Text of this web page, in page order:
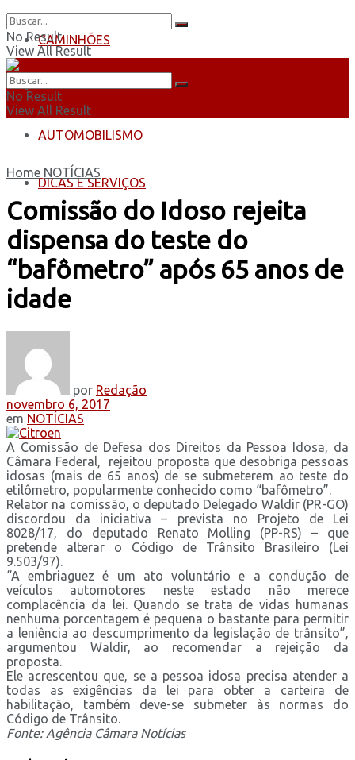
CAMINHÕES
ÔNIBUS
AUTOMOBILISMO
DICAS E SERVIÇOS
No Result
View All Result
No Result
View All Result
Home NOTÍCIAS
Comissão do Idoso rejeita
dispensa do teste do
“bafômetro” após 65 anos de
idade
por Redação
novembro 6, 2017
em NOTÍCIAS
A Comissão de Defesa dos Direitos da Pessoa Idosa, da
Câmara Federal, rejeitou proposta que desobriga pessoas
idosas (mais de 65 anos) de se submeterem ao teste do
etilômetro, popularmente conhecido como “bafômetro”.
Relator na comissão, o deputado Delegado Waldir (PR-GO)
discordou da iniciativa – prevista no Projeto de Lei
8028/17, do deputado Renato Molling (PP-RS) – que
pretende alterar o Código de Trânsito Brasileiro (Lei
9.503/97).
“A embriaguez é um ato voluntário e a condução de
veículos automotores neste estado não merece
complacência da lei. Quando se trata de vidas humanas
nenhuma porcentagem é pequena o bastante para permitir
a leniência ao descumprimento da legislação de trânsito”,
argumentou Waldir, ao recomendar a rejeição da
proposta.
Ele acrescentou que, se a pessoa idosa precisa atender a
todas as exigências da lei para obter a carteira de
habilitação, também deve-se submeter às normas do
Código de Trânsito.
Fonte: Agência Câmara Notícias